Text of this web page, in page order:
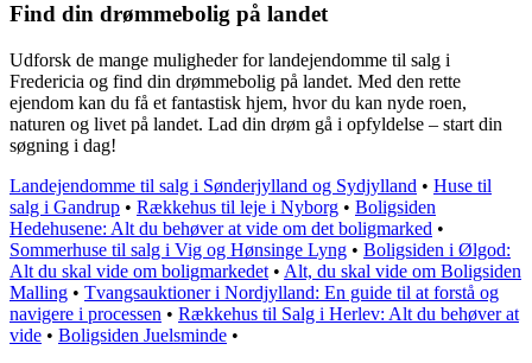
Find din drømmebolig på landet
Udforsk de mange muligheder for landejendomme til salg i
Fredericia og find din drømmebolig på landet. Med den rette
ejendom kan du få et fantastisk hjem, hvor du kan nyde roen,
naturen og livet på landet. Lad din drøm gå i opfyldelse – start din
søgning i dag!
Landejendomme til salg i Sønderjylland og Sydjylland • Huse til
salg i Gandrup • Rækkehus til leje i Nyborg • Boligsiden
Hedehusene: Alt du behøver at vide om det boligmarked •
Sommerhuse til salg i Vig og Hønsinge Lyng • Boligsiden i Ølgod:
Alt du skal vide om boligmarkedet • Alt, du skal vide om Boligsiden
Malling • Tvangsauktioner i Nordjylland: En guide til at forstå og
navigere i processen • Rækkehus til Salg i Herlev: Alt du behøver at
vide • Boligsiden Juelsminde •